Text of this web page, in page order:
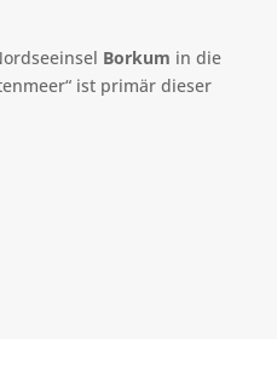
Borkum in die
ist primär dieser